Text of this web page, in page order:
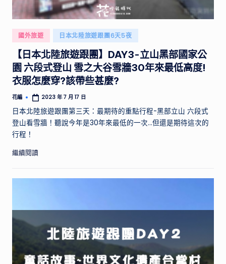
開
箱
網
路
上
廣
打
很
大
的
Posted
in
國外旅遊 日本北陸旅遊跟團6天5夜
【日本北陸旅遊跟團】DAY3-立山黑部國家公
園 六段式登山 雪之大谷雪牆30年來最低高度!
衣服怎麼穿?該帶些甚麼?
Posted
花編 2023 年 7 月 17 日
日本北陸旅遊跟團第三天：最期待的重點行程-黑部立山 六段式
登山看雪牆！聽說今年是30年來最低的一次...但還是期待這次的
行程！
繼續閱讀